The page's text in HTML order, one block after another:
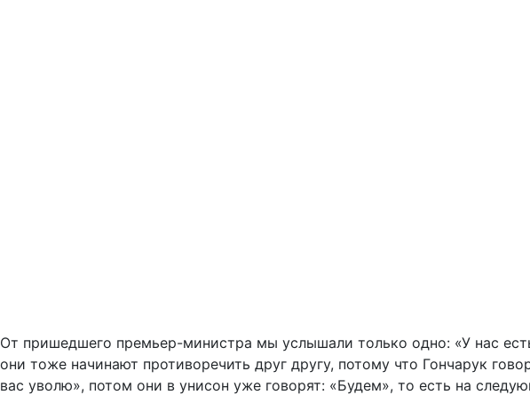
От пришедшего премьер-министра мы услышали только одно: «У нас
они тоже начинают противоречить друг другу, потому что Гончарук
вас уволю», потом они в унисон уже говорят: «Будем», то есть на